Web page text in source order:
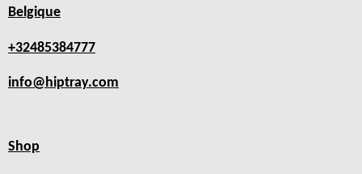
Belgique
+32485384777
info@hiptray.com
Shop